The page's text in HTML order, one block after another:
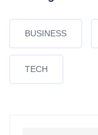
BUSINESS
TECH